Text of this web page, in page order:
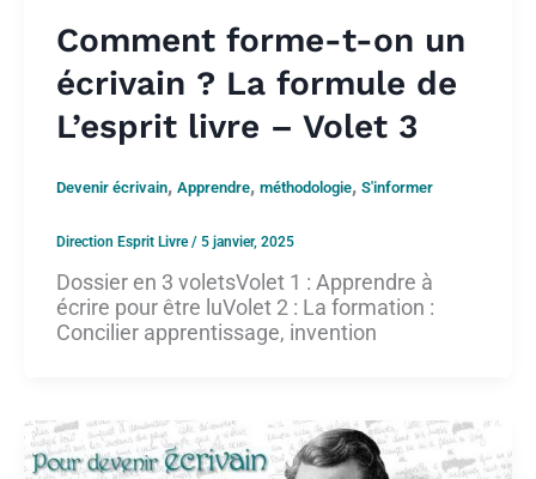
Comment forme-t-on un
écrivain ? La formule de
L’esprit livre – Volet 3
Devenir écrivain, Apprendre, méthodologie, S'informer
Direction Esprit Livre/ 5 janvier, 2025
Dossier en 3 voletsVolet 1 : Apprendre à
écrire pour être luVolet 2 : La formation :
Concilier apprentissage, invention